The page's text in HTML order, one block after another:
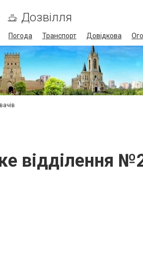
Дозвілля
Погода Транспорт Довідкова
відділення